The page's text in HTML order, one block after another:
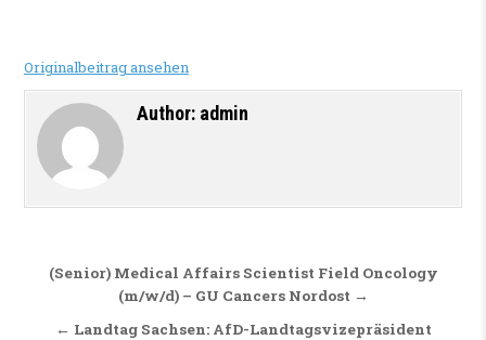
Originalbeitrag ansehen
Author: admin
Beitragsnavigation
(Senior) Medical Affairs Scientist Field Oncology
(m/w/d) – GU Cancers Nordost →
← Landtag Sachsen: AfD-Landtagsvizepräsident